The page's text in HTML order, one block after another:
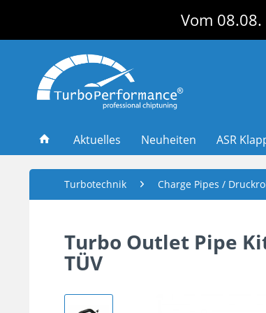
Vom
Aktuelles Neuheiten ASR
Turbotechnik Charge Pipes /
Turbo Outlet Pipe Kit
TÜV